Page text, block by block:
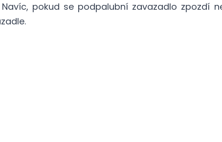
Navíc, pokud se podpalubní zavazadlo zpozdí